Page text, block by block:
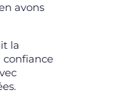
avons
la
confiance